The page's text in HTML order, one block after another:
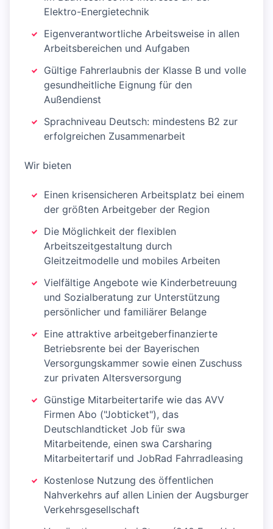
Elektro-Energietechnik
Eigenverantwortliche Arbeitsweise in allen
Arbeitsbereichen und Aufgaben
Gültige Fahrerlaubnis der Klasse B und volle
gesundheitliche Eignung für den
Außendienst
Sprachniveau Deutsch: mindestens B2 zur
erfolgreichen Zusammenarbeit
Wir bieten
Einen krisensicheren Arbeitsplatz bei einem
der größten Arbeitgeber der Region
Die Möglichkeit der flexiblen
Arbeitszeitgestaltung durch
Gleitzeitmodelle und mobiles Arbeiten
Vielfältige Angebote wie Kinderbetreuung
und Sozialberatung zur Unterstützung
persönlicher und familiärer Belange
Eine attraktive arbeitgeberfinanzierte
Betriebsrente bei der Bayerischen
Versorgungskammer sowie einen Zuschuss
zur privaten Altersversorgung
Günstige Mitarbeitertarife wie das AVV
Firmen Abo ("Jobticket"), das
Deutschlandticket Job für swa
Mitarbeitende, einen swa Carsharing
Mitarbeitertarif und JobRad Fahrradleasing
Kostenlose Nutzung des öffentlichen
Nahverkehrs auf allen Linien der Augsburger
Verkehrsgesellschaft